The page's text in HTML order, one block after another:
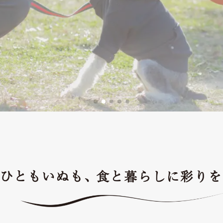
・長く・心地よく暮らすし